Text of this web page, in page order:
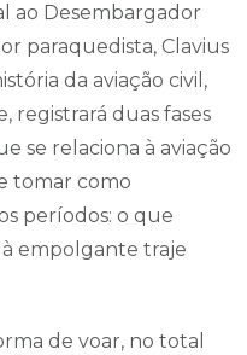
ao Desembargador
paraquedista, Clavius
da aviação civil,
registrará duas fases
se relaciona à aviação
tomar como
períodos: o que
empolgante traje
de voar, no total